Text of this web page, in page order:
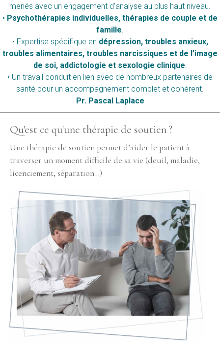
menés avec un engagement d’analyse au plus haut niveau.
• Psychothérapies individuelles, thérapies de couple et de
famille.
• Expertise spécifique en dépression, troubles anxieux,
troubles alimentaires, troubles narcissiques et de l’image
de soi, addictologie et sexologie clinique.
• Un travail conduit en lien avec de nombreux partenaires de
santé pour un accompagnement complet et cohérent.
Pr. Pascal Laplace
Qu'est ce qu'une thérapie de soutien ?
Une thérapie de soutien permet d’aider le patient à
traverser un moment difficile de sa vie (deuil, maladie,
licenciement, séparation…)